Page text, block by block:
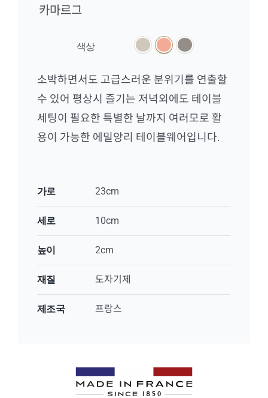
색상
카마르그
소박하면서도 고급스러운 분위기를 연출할
수 있어 평상시 즐기는 저녁외에도 테이블
세팅이 필요한 특별한 날까지 여러모로 활
용이 가능한 에밀앙리 테이블웨어입니다.
가로 23cm
세로 10cm
높이 2cm
재질 도자기제
제조국 프랑스